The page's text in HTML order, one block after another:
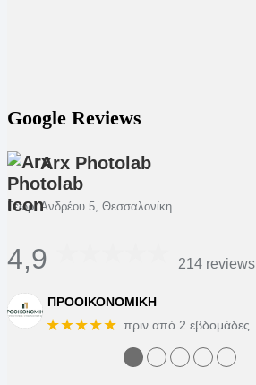
Google Reviews
Arx Photolab
Γεωρ. Ανδρέου 5, Θεσσαλονίκη
4,9 214 reviews
ΠΡΟΟΙΚΟΝΟΜΙΚΗ
★★★★★ πριν από 2 εβδομάδες
●●●●●